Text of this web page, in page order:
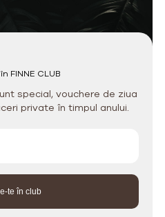
FINNE CLUB
special, vouchere de ziua
private în timpul anului.